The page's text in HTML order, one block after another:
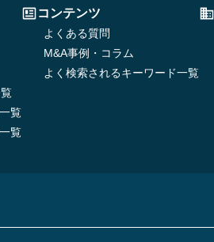
覧
覧
コンテンツ
よくある質問
M&A事例・コラム
よく検索されるキーワード一覧